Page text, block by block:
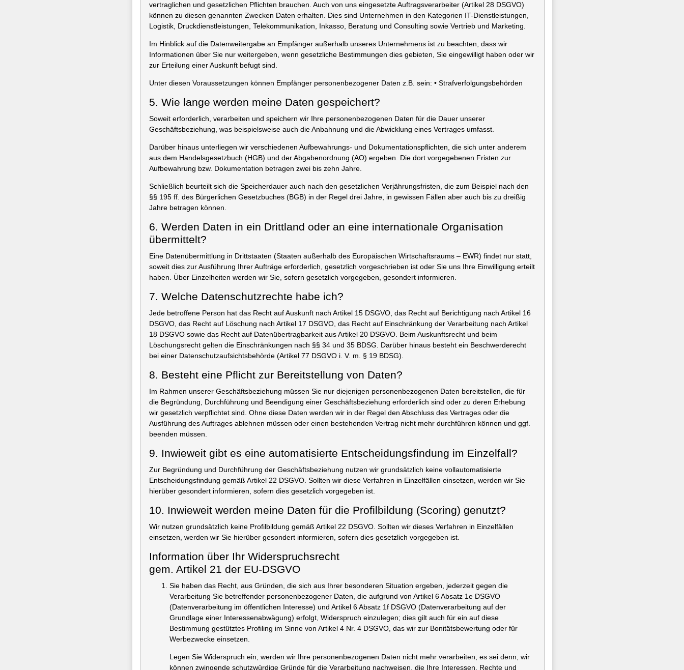
vertraglichen und gesetzlichen Pflichten brauchen. Auch von uns eingesetzte Auftragsverarbeiter (Artikel 28 DSGVO)
können zu diesen genannten Zwecken Daten erhalten. Dies sind Unternehmen in den Kategorien IT-Dienstleistungen,
Logistik, Druckdienstleistungen, Telekommunikation, Inkasso, Beratung und Consulting sowie Vertrieb und Marketing.
Im Hinblick auf die Datenweitergabe an Empfänger außerhalb unseres Unternehmens ist zu beachten, dass wir
Informationen über Sie nur weitergeben, wenn gesetzliche Bestimmungen dies gebieten, Sie eingewilligt haben oder wir
zur Erteilung einer Auskunft befugt sind.
Unter diesen Voraussetzungen können Empfänger personenbezogener Daten z.B. sein: • Strafverfolgungsbehörden
5. Wie lange werden meine Daten gespeichert?
Soweit erforderlich, verarbeiten und speichern wir Ihre personenbezogenen Daten für die Dauer unserer
Geschäftsbeziehung, was beispielsweise auch die Anbahnung und die Abwicklung eines Vertrages umfasst.
Darüber hinaus unterliegen wir verschiedenen Aufbewahrungs- und Dokumentationspflichten, die sich unter anderem
aus dem Handelsgesetzbuch (HGB) und der Abgabenordnung (AO) ergeben. Die dort vorgegebenen Fristen zur
Aufbewahrung bzw. Dokumentation betragen zwei bis zehn Jahre.
Schließlich beurteilt sich die Speicherdauer auch nach den gesetzlichen Verjährungsfristen, die zum Beispiel nach den
§§ 195 ff. des Bürgerlichen Gesetzbuches (BGB) in der Regel drei Jahre, in gewissen Fällen aber auch bis zu dreißig
Jahre betragen können.
6. Werden Daten in ein Drittland oder an eine internationale Organisation
übermittelt?
Eine Datenübermittlung in Drittstaaten (Staaten außerhalb des Europäischen Wirtschaftsraums – EWR) findet nur statt,
soweit dies zur Ausführung Ihrer Aufträge erforderlich, gesetzlich vorgeschrieben ist oder Sie uns Ihre Einwilligung erteilt
haben. Über Einzelheiten werden wir Sie, sofern gesetzlich vorgegeben, gesondert informieren.
7. Welche Datenschutzrechte habe ich?
Jede betroffene Person hat das Recht auf Auskunft nach Artikel 15 DSGVO, das Recht auf Berichtigung nach Artikel 16
DSGVO, das Recht auf Löschung nach Artikel 17 DSGVO, das Recht auf Einschränkung der Verarbeitung nach Artikel
18 DSGVO sowie das Recht auf Datenübertragbarkeit aus Artikel 20 DSGVO. Beim Auskunftsrecht und beim
Löschungsrecht gelten die Einschränkungen nach §§ 34 und 35 BDSG. Darüber hinaus besteht ein Beschwerderecht
bei einer Datenschutzaufsichtsbehörde (Artikel 77 DSGVO i. V. m. § 19 BDSG).
8. Besteht eine Pflicht zur Bereitstellung von Daten?
Im Rahmen unserer Geschäftsbeziehung müssen Sie nur diejenigen personenbezogenen Daten bereitstellen, die für
die Begründung, Durchführung und Beendigung einer Geschäftsbeziehung erforderlich sind oder zu deren Erhebung
wir gesetzlich verpflichtet sind. Ohne diese Daten werden wir in der Regel den Abschluss des Vertrages oder die
Ausführung des Auftrages ablehnen müssen oder einen bestehenden Vertrag nicht mehr durchführen können und ggf.
beenden müssen.
9. Inwieweit gibt es eine automatisierte Entscheidungsfindung im Einzelfall?
Zur Begründung und Durchführung der Geschäftsbeziehung nutzen wir grundsätzlich keine vollautomatisierte
Entscheidungsfindung gemäß Artikel 22 DSGVO. Sollten wir diese Verfahren in Einzelfällen einsetzen, werden wir Sie
hierüber gesondert informieren, sofern dies gesetzlich vorgegeben ist.
10. Inwieweit werden meine Daten für die Profilbildung (Scoring) genutzt?
Wir nutzen grundsätzlich keine Profilbildung gemäß Artikel 22 DSGVO. Sollten wir dieses Verfahren in Einzelfällen
einsetzen, werden wir Sie hierüber gesondert informieren, sofern dies gesetzlich vorgegeben ist.
Information über Ihr Widerspruchsrecht
gem. Artikel 21 der EU-DSGVO
Sie haben das Recht, aus Gründen, die sich aus Ihrer besonderen Situation ergeben, jederzeit gegen die
Verarbeitung Sie betreffender personenbezogener Daten, die aufgrund von Artikel 6 Absatz 1e DSGVO
(Datenverarbeitung im öffentlichen Interesse) und Artikel 6 Absatz 1f DSGVO (Datenverarbeitung auf der
Grundlage einer Interessenabwägung) erfolgt, Widerspruch einzulegen; dies gilt auch für ein auf diese
Bestimmung gestütztes Profiling im Sinne von Artikel 4 Nr. 4 DSGVO, das wir zur Bonitätsbewertung oder für
Werbezwecke einsetzen.
Legen Sie Widerspruch ein, werden wir Ihre personenbezogenen Daten nicht mehr verarbeiten, es sei denn, wir
können zwingende schutzwürdige Gründe für die Verarbeitung nachweisen, die Ihre Interessen, Rechte und